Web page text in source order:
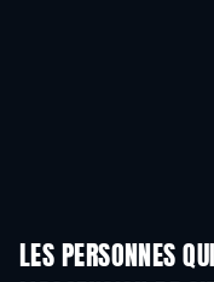
LES PERSONNES